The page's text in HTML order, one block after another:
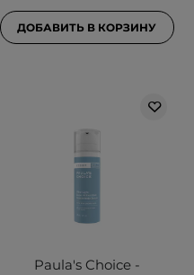
ДОБАВИТЬ В КОРЗИНУ
Paula's Choice -